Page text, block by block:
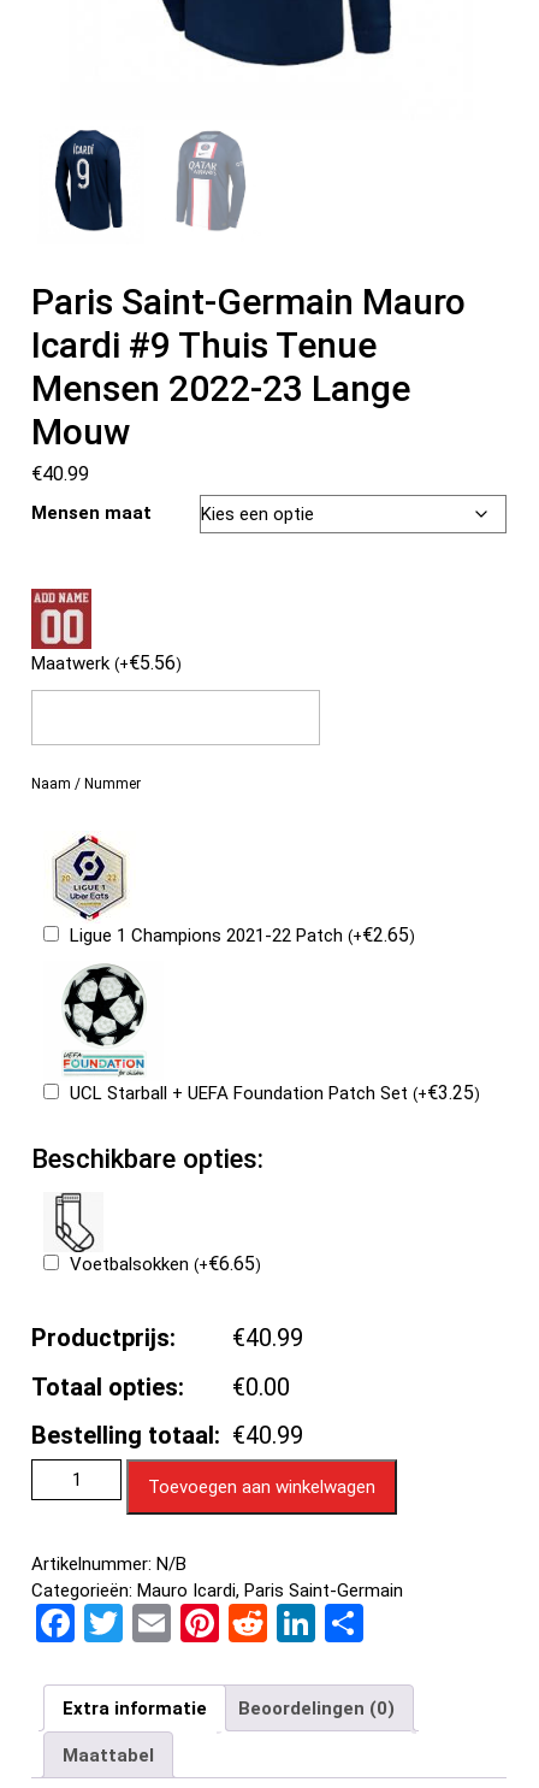
Paris Saint-Germain Mauro
Icardi #9 Thuis Tenue
Mensen 2022-23 Lange
Mouw
€40.99
Mensen maat
Maatwerk(+€5.56)
Naam / Nummer
Ligue 1 Champions 2021-22 Patch(+€2.65)
UCL Starball + UEFA Foundation Patch Set(+€3.25)
Beschikbare opties:
Voetbalsokken(+€6.65)
Productprijs:
€40.99
Totaal opties:
€0.00
Bestelling totaal: €40.99
Toevoegen aan winkelwagen
Artikelnummer: N/B
Categorieën: Mauro Icardi, Paris Saint-Germain
F
ce
b
o
T
tt
er
E
ail
Pi
er
es
t
R
d
di
t
Li
ke
dI
n
e
n
Extra informatie Beoordelingen (0)
Maattabel